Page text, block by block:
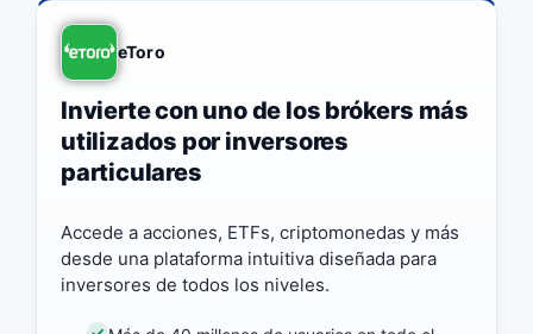
eToro
Invierte con uno de los brókers más
utilizados por inversores
particulares
Accede a acciones, ETFs, criptomonedas y más
desde una plataforma intuitiva diseñada para
inversores de todos los niveles.